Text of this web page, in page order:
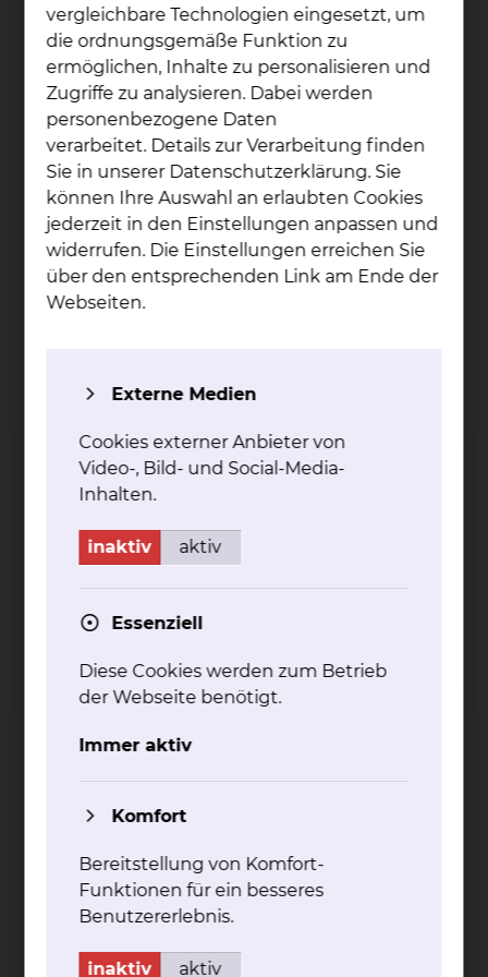
Braunschweig gGmbH
Ansprechpartner Kreißsaal
Telefon 0531 595 3276
Veranstaltungsort
Naumburgstraße 15
38124 Braunschweig
Kurzbeschreibung
Je näher der
Geburtstermin rückt,
desto mehr Fragen
beschäftigen die
Unterbringung und
Lernen Sie unsere
eines Vortrages geben
Ihnen unsere
Expertinnen aus
Einblick in die Arbeit im
Kreißsaal und
am 12.08.2026 von 18:00
bis 20:00 Uhr im
Konferenzraum des
Naumburgstraße 15,
vergleichbare Technologien eingesetzt, um
die ordnungsgemäße Funktion zu
ermöglichen, Inhalte zu personalisieren und
Zugriffe zu analysieren. Dabei werden
personenbezogene Daten
verarbeitet. Details zur Verarbeitung finden
Sie in unserer Datenschutzerklärung. Sie
können Ihre Auswahl an erlaubten Cookies
jederzeit in den Einstellungen anpassen und
widerrufen. Die Einstellungen erreichen Sie
über den entsprechenden Link am Ende der
Webseiten.
Externe Medien
Cookies externer Anbieter von
Video-, Bild- und Social-Media-
Inhalten.
inaktiv aktiv
Essenziell
Diese Cookies werden zum Betrieb
der Webseite benötigt.
Immer aktiv
Komfort
Bereitstellung von Komfort-
Funktionen für ein besseres
Benutzererlebnis.
inaktiv aktiv